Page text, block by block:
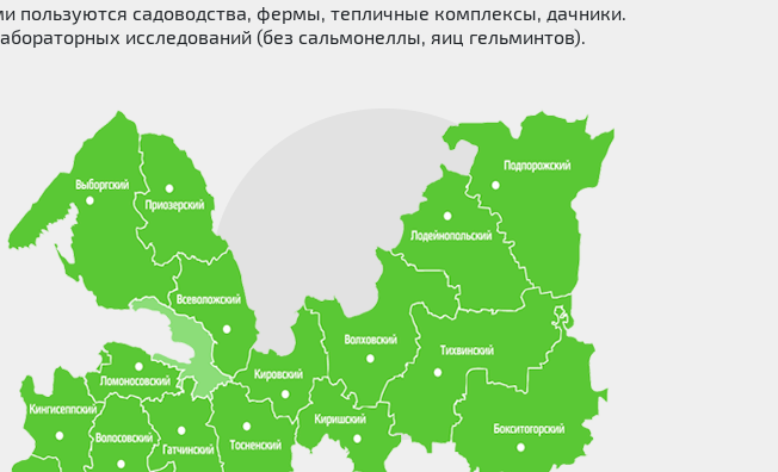
пользуются садоводства, фермы, тепличные комплексы, дачники.
исследований (без сальмонеллы, яиц гельминтов).